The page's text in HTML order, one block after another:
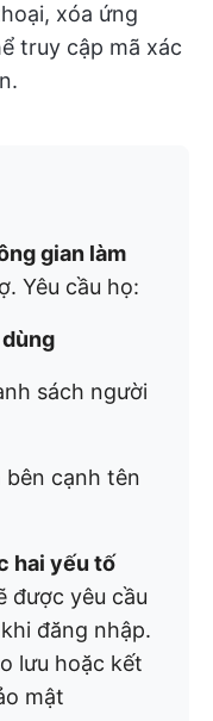
xóa ứng
truy cập mã xác
gian làm
Yêu cầu họ:
sách người
bên cạnh tên
hai yếu tố
được yêu cầu
đăng nhập.
lưu hoặc kết
mật